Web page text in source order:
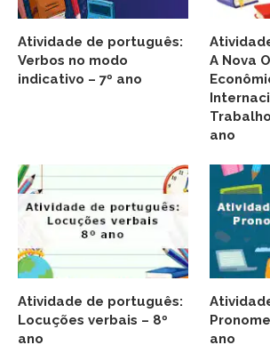
Atividade de português:
Verbos no modo
indicativo – 7º ano
A Nova
ano
Atividade de português:
Locuções verbais – 8º
ano
ano